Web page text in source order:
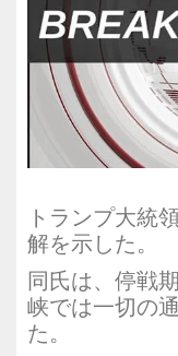
トランプ大統
解を示した。
同氏は、停戦
峡では一切の
た。